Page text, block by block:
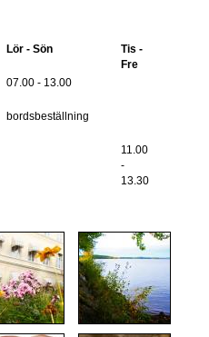
Lör - Sön
Tis -
Fre
07.00 - 13.00
bordsbeställning
11.00
-
13.30